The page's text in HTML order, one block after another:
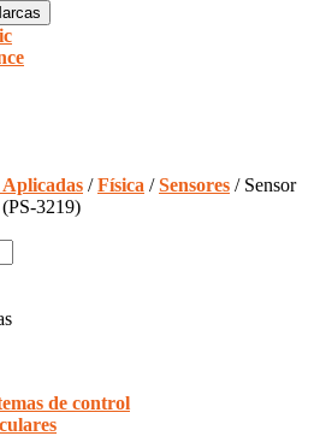
Aplicadas /Física /Sensores / Sensor
3219)
de control